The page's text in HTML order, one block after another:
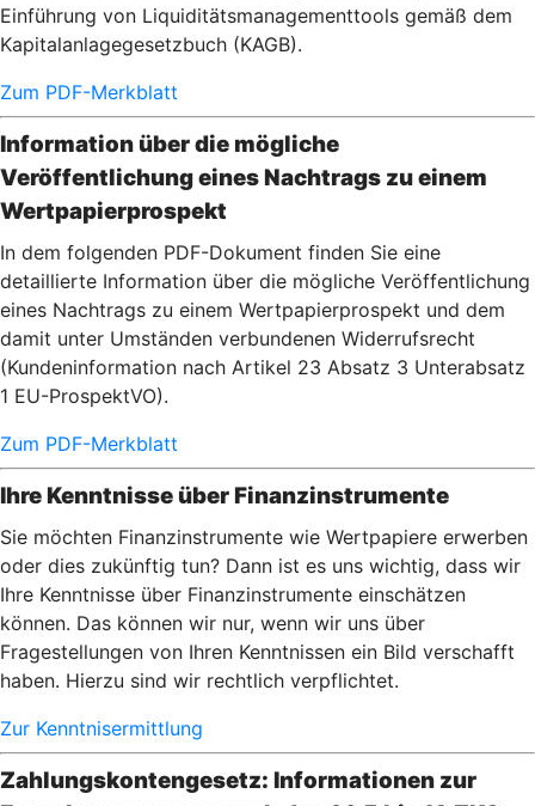
Einführung von Liquiditätsmanagementtools gemäß dem
Kapitalanlagegesetzbuch (KAGB).
Zum PDF-Merkblatt
Information über die mögliche
Veröffentlichung eines Nachtrags zu einem
Wertpapierprospekt
In dem folgenden PDF-Dokument finden Sie eine
detaillierte Information über die mögliche Veröffentlichung
eines Nachtrags zu einem Wertpapierprospekt und dem
damit unter Umständen verbundenen Widerrufsrecht
(Kundeninformation nach Artikel 23 Absatz 3 Unterabsatz
1 EU-ProspektVO).
Zum PDF-Merkblatt
Ihre Kenntnisse über Finanzinstrumente
Sie möchten Finanzinstrumente wie Wertpapiere erwerben
oder dies zukünftig tun? Dann ist es uns wichtig, dass wir
Ihre Kenntnisse über Finanzinstrumente einschätzen
können. Das können wir nur, wenn wir uns über
Fragestellungen von Ihren Kenntnissen ein Bild verschafft
haben. Hierzu sind wir rechtlich verpflichtet.
Zur Kenntnisermittlung
Zahlungskontengesetz: Informationen zur